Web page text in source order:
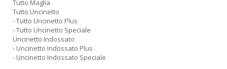
Tutto Maglia
Tutto Uncinetto
- Tutto Uncinetto Plus
- Tutto Uncinetto Speciale
Uncinetto Indossato
- Uncinetto Indossato Plus
- Uncinetto Indossato Speciale